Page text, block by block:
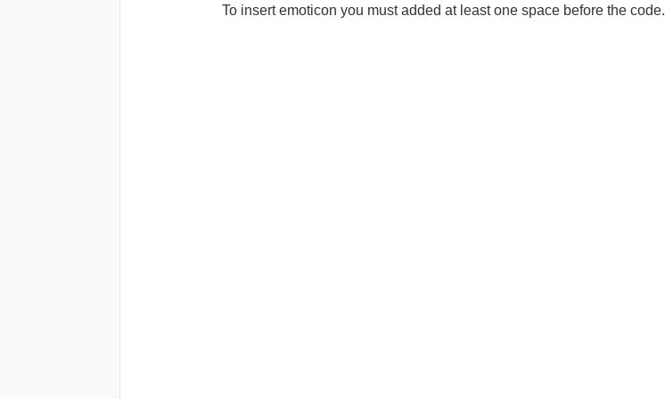
To insert emoticon you must added at least one space before the code.